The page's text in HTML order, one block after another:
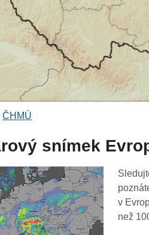
ČHMÚ
snímek
v
než